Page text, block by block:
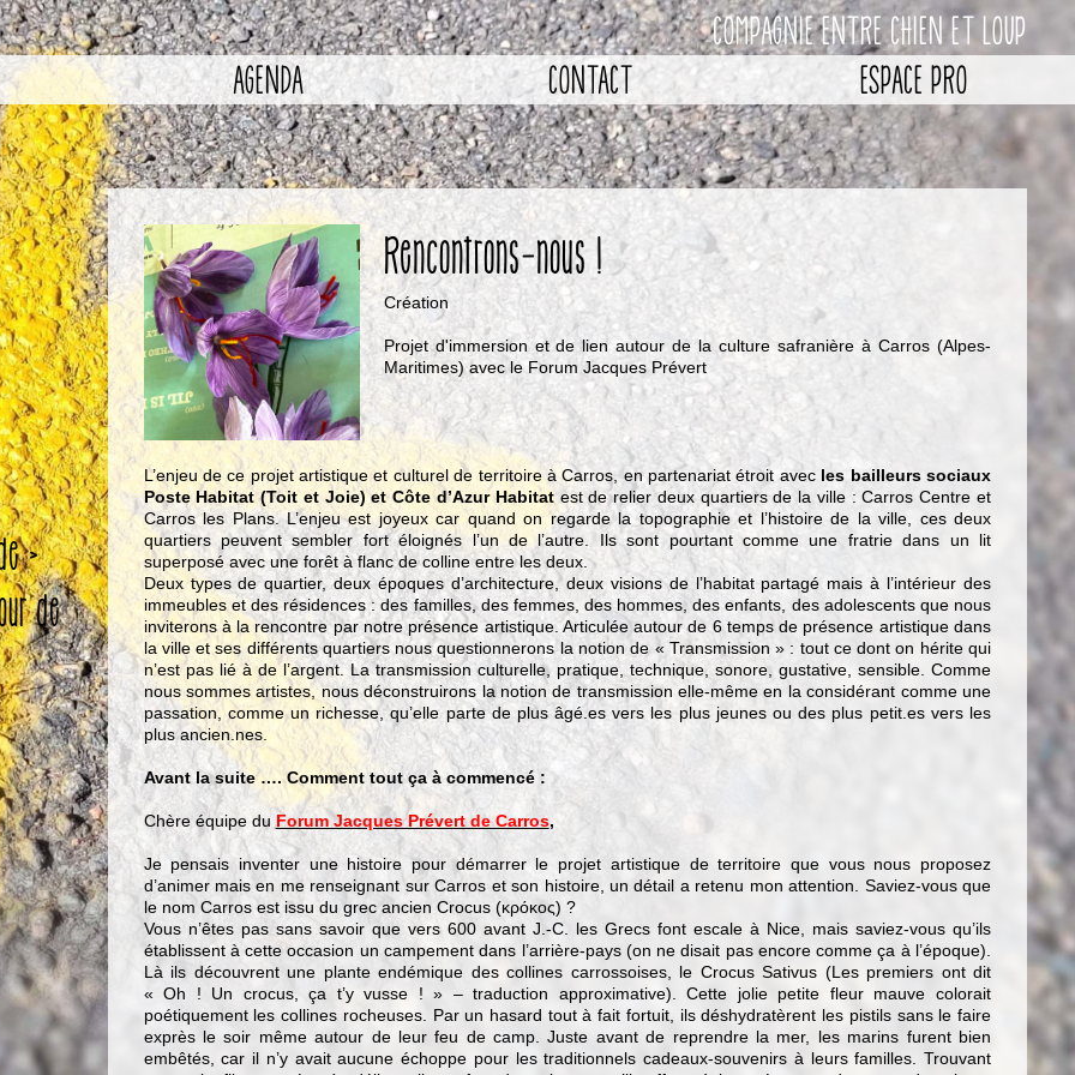
COMPAGNIE ENTRE CHIEN ET LOUP
AGENDA CONTACT ESPACE PRO
>
de
Rencontrons-nous !
Création
Projet d'immersion et de lien autour de la culture safranière à Carros (Alpes-
Maritimes) avec le Forum Jacques Prévert
L’enjeu de ce projet artistique et culturel de territoire à Carros, en partenariat étroit avec les bailleurs sociaux
Poste Habitat (Toit et Joie) et Côte d’Azur Habitatest de relier deux quartiers de la ville : Carros Centre et
Carros les Plans. L’enjeu est joyeux car quand on regarde la topographie et l’histoire de la ville, ces deux
quartiers peuvent sembler fort éloignés l’un de l’autre. Ils sont pourtant comme une fratrie dans un lit
superposé avec une forêt à flanc de colline entre les deux.
Deux types de quartier, deux époques d’architecture, deux visions de l’habitat partagé mais à l’intérieur des
immeubles et des résidences : des familles, des femmes, des hommes, des enfants, des adolescents que nous
inviterons à la rencontre par notre présence artistique. Articulée autour de 6 temps de présence artistique dans
la ville et ses différents quartiers nous questionnerons la notion de « Transmission » : tout ce dont on hérite qui
n’est pas lié à de l’argent. La transmission culturelle, pratique, technique, sonore, gustative, sensible. Comme
nous sommes artistes, nous déconstruirons la notion de transmission elle-même en la considérant comme une
passation, comme un richesse, qu’elle parte de plus âgé.es vers les plus jeunes ou des plus petit.es vers les
plus ancien.nes.
Avant la suite …. Comment tout ça à commencé :
Chère équipe du Forum Jacques Prévert de Carros,
Je pensais inventer une histoire pour démarrer le projet artistique de territoire que vous nous proposez
d’animer mais en me renseignant sur Carros et son histoire, un détail a retenu mon attention. Saviez-vous que
le nom Carros est issu du grec ancien Crocus (κρόκος) ?
Vous n’êtes pas sans savoir que vers 600 avant J.-C. les Grecs font escale à Nice, mais saviez-vous qu’ils
établissent à cette occasion un campement dans l’arrière-pays (on ne disait pas encore comme ça à l’époque).
Là ils découvrent une plante endémique des collines carrossoises, le Crocus Sativus (Les premiers ont dit
« Oh ! Un crocus, ça t’y vusse ! » – traduction approximative). Cette jolie petite fleur mauve colorait
poétiquement les collines rocheuses. Par un hasard tout à fait fortuit, ils déshydratèrent les pistils sans le faire
exprès le soir même autour de leur feu de camp. Juste avant de reprendre la mer, les marins furent bien
embêtés, car il n’y avait aucune échoppe pour les traditionnels cadeaux-souvenirs à leurs familles. Trouvant